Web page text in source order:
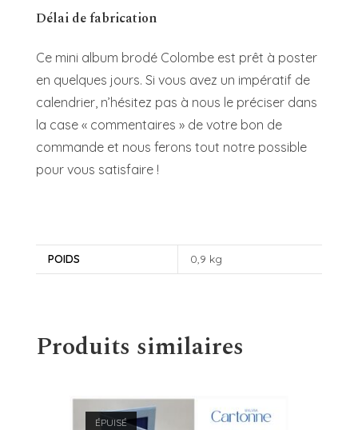
Délai de fabrication
Ce mini album brodé Colombe est prêt à poster
en quelques jours. Si vous avez un impératif de
calendrier, n’hésitez pas à nous le préciser dans
la case « commentaires » de votre bon de
commande et nous ferons tout notre possible
pour vous satisfaire !
POIDS 0,9 kg
Produits similaires
ÉPUISÉ